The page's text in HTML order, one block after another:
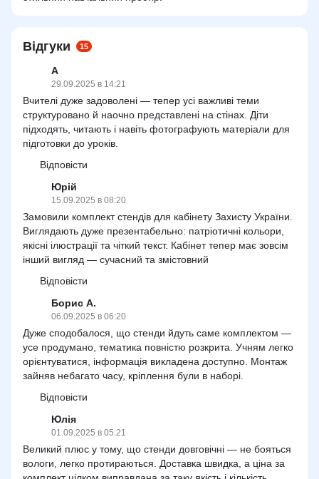
Відгуки 15
А
29.09.2025 в 14:21
Вчителі дуже задоволені — тепер усі важливі теми
структуровано й наочно представлені на стінах. Діти
підходять, читають і навіть фотографують матеріали для
підготовки до уроків.
Відповісти
Юрій
15.09.2025 в 08:20
Замовили комплект стендів для кабінету Захисту України.
Виглядають дуже презентабельно: патріотичні кольори,
якісні ілюстрації та чіткий текст. Кабінет тепер має зовсім
інший вигляд — сучасний та змістовний
Відповісти
Борис А.
06.09.2025 в 06:20
Дуже сподобалося, що стенди йдуть саме комплектом —
усе продумано, тематика повністю розкрита. Учням легко
орієнтуватися, інформація викладена доступно. Монтаж
зайняв небагато часу, кріплення були в наборі.
Відповісти
Юлія
01.09.2025 в 05:21
Великий плюс у тому, що стенди довговічні — не бояться
вологи, легко протираються. Доставка швидка, а ціна за